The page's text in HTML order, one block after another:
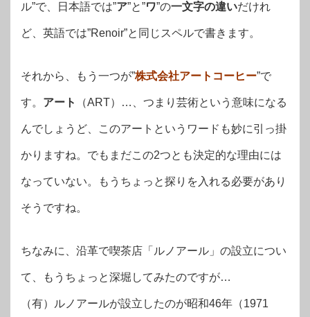
ル”で、日本語では”ア”と”ワ”の一文字の違いだけれ
ど、英語では”Renoir”と同じスペルで書きます。
それから、もう一つが”株式会社アートコーヒー”で
す。 アート （ART）…、つまり芸術という意味になる
んでしょうど、このアートというワードも妙に引っ掛
かりますね。でもまだこの2つとも決定的な理由には
なっていない。もうちょっと探りを入れる必要があり
そうですね。
ちなみに、沿革で喫茶店「ルノアール」の設立につい
て、もうちょっと深堀してみたのですが…
（有）ルノアールが設立したのが昭和46年（1971